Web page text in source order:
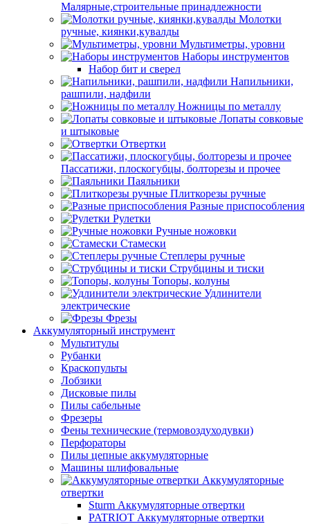
Малярные,строительные принадлежности
Молотки
ручные, киянки,кувалды
Мультиметры, уровни
Наборы инструментов
Набор бит и сверел
Напильники,
рашпили, надфили
Ножницы по металлу
Лопаты совковые
и штыковые
Отвертки
Пассатижи, плоскогубцы, болторезы и прочее
Паяльники
Плиткорезы ручные
Разные приспособления
Рулетки
Ручные ножовки
Стамески
Степлеры ручные
Струбцины и тиски
Топоры, колуны
Удлинители
электрические
Фрезы
Аккумуляторный инструмент
Мультитулы
Рубанки
Краскопульты
Лобзики
Дисковые пилы
Пилы сабельные
Фрезеры
Фены технические (термовоздуходувки)
Перфораторы
Пилы цепные аккумуляторные
Машины шлифовальные
Аккумуляторные
отвертки
Sturm Аккумуляторные отвертки
PATRIOT Аккумуляторные отвертки